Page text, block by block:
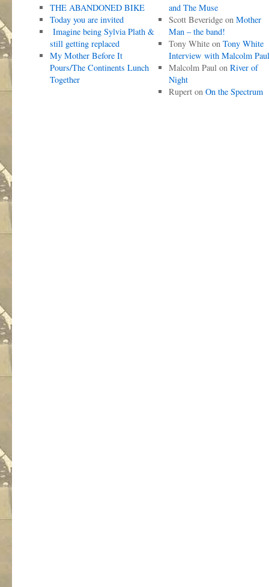
THE ABANDONED BIKE
Today you are invited
Imagine being Sylvia Plath &
still getting replaced
My Mother Before It
Pours/The Continents Lunch
Together
and The Muse
Scott Beveridgeon Mother
Man – the band!
Tony Whiteon Tony White
Interview with Malcolm Paul
Malcolm Paulon River of
Night
Ruperton On the Spectrum